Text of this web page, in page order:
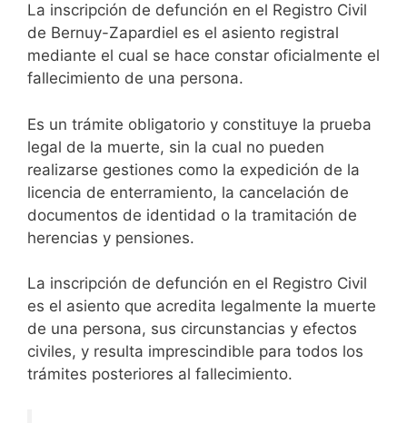
La inscripción de defunción en el Registro Civil
de Bernuy-Zapardiel es el asiento registral
mediante el cual se hace constar oficialmente el
fallecimiento de una persona.
Es un trámite obligatorio y constituye la prueba
legal de la muerte, sin la cual no pueden
realizarse gestiones como la expedición de la
licencia de enterramiento, la cancelación de
documentos de identidad o la tramitación de
herencias y pensiones.
La inscripción de defunción en el Registro Civil
es el asiento que acredita legalmente la muerte
de una persona, sus circunstancias y efectos
civiles, y resulta imprescindible para todos los
trámites posteriores al fallecimiento.